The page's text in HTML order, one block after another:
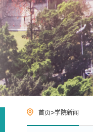
首页>学院新闻